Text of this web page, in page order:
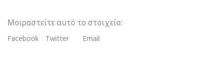
τμχ
ποσότητα
Μοιραστείτε αυτό το στοιχείο:
Facebook Twitter Email